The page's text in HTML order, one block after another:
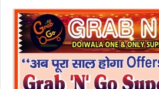
d
n
e
m
a